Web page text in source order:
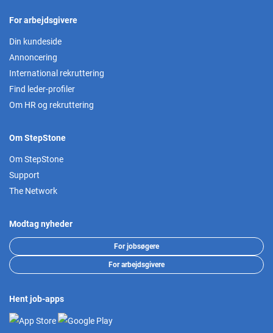
For arbejdsgivere
Din kundeside
Annoncering
International rekruttering
Find leder-profiler
Om HR og rekruttering
Om StepStone
Om StepStone
Support
The Network
Modtag nyheder
For jobsøgere
For arbejdsgivere
Hent job-apps